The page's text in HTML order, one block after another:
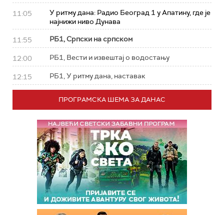
11:05
У ритму дана: Радио Београд 1 у Апатину, где је
најнижи ниво Дунава
11:55 РБ1, Српски на српском
12:00 РБ1, Вести и извештај о водостању
12:15 РБ1, У ритму дана, наставак
ПРОГРАМСКА ШЕМА ЗА ДАНАС